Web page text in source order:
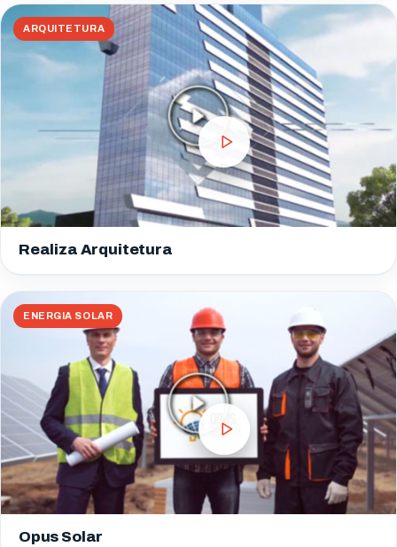
ARQUITETURA
Realiza Arquitetura
ENERGIA SOLAR
Opus Solar